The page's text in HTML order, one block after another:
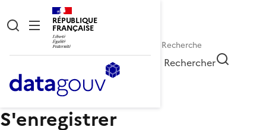
RÉPUBLIQUE
FRANÇAISE
Rechercher
S'enregistrer